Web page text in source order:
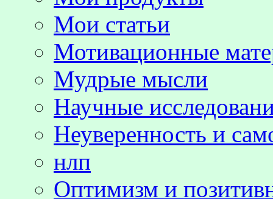
Мои статьи
Мотивационные
Мудрые мысли
Научные
Неуверенность и
нлп
Оптимизм и